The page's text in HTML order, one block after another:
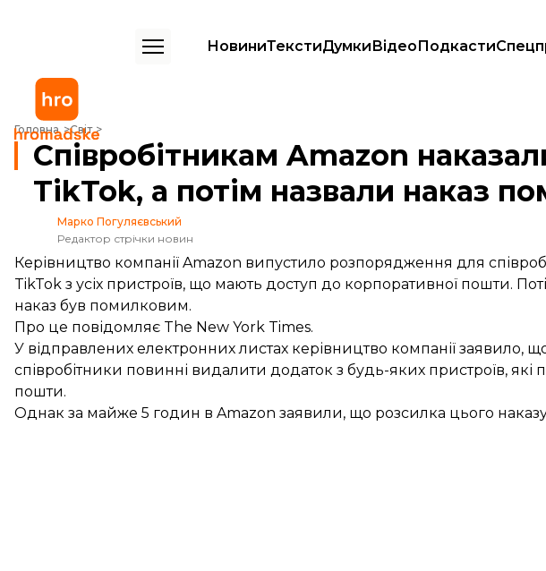
НовиниТекстиДумкиВідеоПодкасти
Головна Світ
Співробітникам Amazon наказали видалити TikTok, а потім назвали наказ помилкою
Співробітникам Amazon
TikTok, а потім назвали наказ
Марко Погуляєвський
Редактор стрічки новин
Керівництво компанії Amazon випустило розпорядження для
TikTok з усіх пристроїв, що мають доступ до корпоративної пошти.
наказ був помилковим.
Про це повідомляє The New York Times.
У відправлених електронних листах керівництво компанії заявило,
співробітники повинні видалити додаток з будь-яких пристроїв, які
пошти.
Однак за майже 5 годин в Amazon заявили, що розсилка цього